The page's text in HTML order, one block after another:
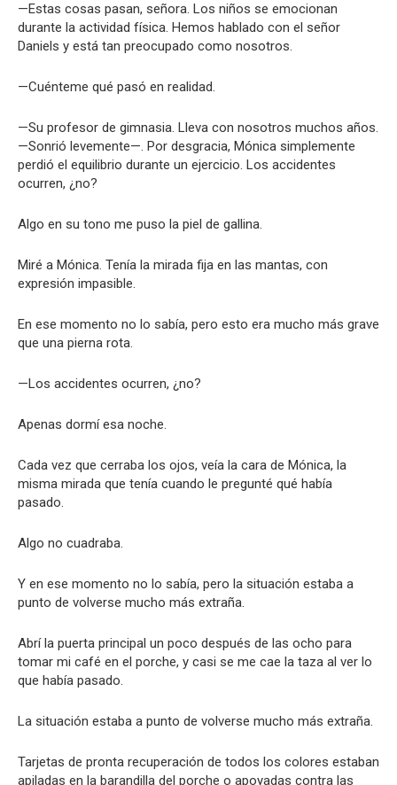
—Estas cosas pasan, señora. Los niños se emocionan
durante la actividad física. Hemos hablado con el señor
Daniels y está tan preocupado como nosotros.
—Cuénteme qué pasó en realidad.
—Su profesor de gimnasia. Lleva con nosotros muchos años.
—Sonrió levemente—. Por desgracia, Mónica simplemente
perdió el equilibrio durante un ejercicio. Los accidentes
ocurren, ¿no?
Algo en su tono me puso la piel de gallina.
Miré a Mónica. Tenía la mirada fija en las mantas, con
expresión impasible.
En ese momento no lo sabía, pero esto era mucho más grave
que una pierna rota.
—Los accidentes ocurren, ¿no?
Apenas dormí esa noche.
Cada vez que cerraba los ojos, veía la cara de Mónica, la
misma mirada que tenía cuando le pregunté qué había
pasado.
Algo no cuadraba.
Y en ese momento no lo sabía, pero la situación estaba a
punto de volverse mucho más extraña.
Abrí la puerta principal un poco después de las ocho para
tomar mi café en el porche, y casi se me cae la taza al ver lo
que había pasado.
La situación estaba a punto de volverse mucho más extraña.
Tarjetas de pronta recuperación de todos los colores estaban
apiladas en la barandilla del porche o apoyadas contra las